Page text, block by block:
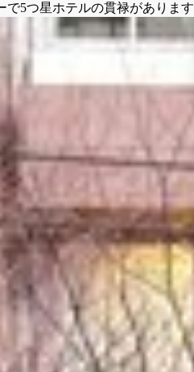
で5つ星ホテルの貫禄があります